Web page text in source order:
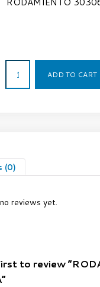
ADD TO CART
(0)
reviews yet.
to review